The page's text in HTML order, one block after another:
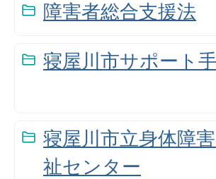
障害者総合支援法
寝屋川市サポート
寝屋川市立身体障
祉センター